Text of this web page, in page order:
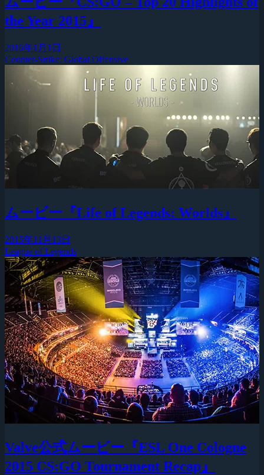
the Year 2015』
2016年1月1日
Counter-Strike: Global Offensive
ムービー『Life of Legends: Worlds』
2015年11月13日
League of Legends
Valve公式ムービー『ESL One Cologne
2015 CS:GO Tournament Recap』